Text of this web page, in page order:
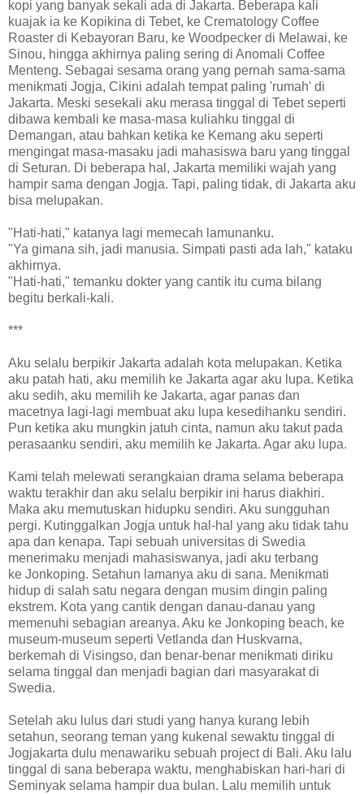
kopi yang banyak sekali ada di Jakarta. Beberapa kali
kuajak ia ke Kopikina di Tebet, ke Crematology Coffee
Roaster di Kebayoran Baru, ke Woodpecker di Melawai, ke
Sinou, hingga akhirnya paling sering di Anomali Coffee
Menteng. Sebagai sesama orang yang pernah sama-sama
menikmati Jogja, Cikini adalah tempat paling 'rumah' di
Jakarta. Meski sesekali aku merasa tinggal di Tebet seperti
dibawa kembali ke masa-masa kuliahku tinggal di
Demangan, atau bahkan ketika ke Kemang aku seperti
mengingat masa-masaku jadi mahasiswa baru yang tinggal
di Seturan. Di beberapa hal, Jakarta memiliki wajah yang
hampir sama dengan Jogja. Tapi, paling tidak, di Jakarta aku
bisa melupakan.
"Hati-hati," katanya lagi memecah lamunanku.
"Ya gimana sih, jadi manusia. Simpati pasti ada lah," kataku
akhirnya.
"Hati-hati," temanku dokter yang cantik itu cuma bilang
begitu berkali-kali.
***
Aku selalu berpikir Jakarta adalah kota melupakan. Ketika
aku patah hati, aku memilih ke Jakarta agar aku lupa. Ketika
aku sedih, aku memilih ke Jakarta, agar panas dan
macetnya lagi-lagi membuat aku lupa kesedihanku sendiri.
Pun ketika aku mungkin jatuh cinta, namun aku takut pada
perasaanku sendiri, aku memilih ke Jakarta. Agar aku lupa.
Kami telah melewati serangkaian drama selama beberapa
waktu terakhir dan aku selalu berpikir ini harus diakhiri.
Maka aku memutuskan hidupku sendiri. Aku sungguhan
pergi. Kutinggalkan Jogja untuk hal-hal yang aku tidak tahu
apa dan kenapa. Tapi sebuah universitas di Swedia
menerimaku menjadi mahasiswanya, jadi aku terbang
ke Jonkoping. Setahun lamanya aku di sana. Menikmati
hidup di salah satu negara dengan musim dingin paling
ekstrem. Kota yang cantik dengan danau-danau yang
memenuhi sebagian areanya. Aku ke Jonkoping beach, ke
museum-museum seperti Vetlanda dan Huskvarna,
berkemah di Visingso, dan benar-benar menikmati diriku
selama tinggal dan menjadi bagian dari masyarakat di
Swedia.
Setelah aku lulus dari studi yang hanya kurang lebih
setahun, seorang teman yang kukenal sewaktu tinggal di
Jogjakarta dulu menawariku sebuah project di Bali. Aku lalu
tinggal di sana beberapa waktu, menghabiskan hari-hari di
Seminyak selama hampir dua bulan. Lalu memilih untuk